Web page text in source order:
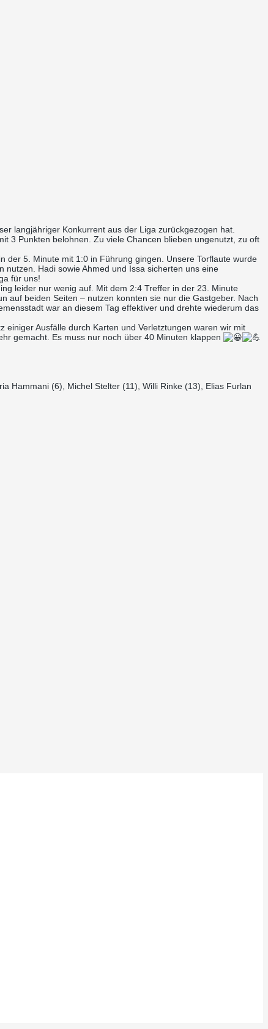
langjähriger Konkurrent aus der Liga zurückgezogen hat.
3 Punkten belohnen. Zu viele Chancen blieben ungenutzt, zu oft
der 5. Minute mit 1:0 in Führung gingen. Unsere Torflaute wurde
Hadi sowie Ahmed und Issa sicherten uns eine
für uns!
leider nur wenig auf. Mit dem 2:4 Treffer in der 23. Minute
auf beiden Seiten – nutzen konnten sie nur die Gastgeber. Nach
war an diesem Tag effektiver und drehte wiederum das
Ausfälle durch Karten und Verletztungen waren wir mit
gemacht. Es muss nur noch über 40 Minuten klappen
Hammani (6), Michel Stelter (11), Willi Rinke (13), Elias Furlan